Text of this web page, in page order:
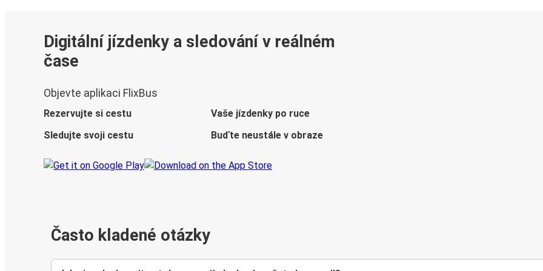
Digitální jízdenky a sledování v reálném
čase
Objevte aplikaci FlixBus
Rezervujte si cestu
Vaše jízdenky po ruce
Sledujte svoji cestu
Buďte neustále v obraze
Často kladené otázky